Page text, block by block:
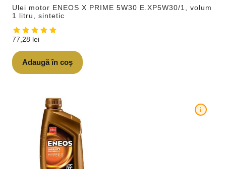
Ulei motor ENEOS X PRIME 5W30 E.XP5W30/1, volum
1 litru, sintetic
77,28 lei
Adaugă în coș
i